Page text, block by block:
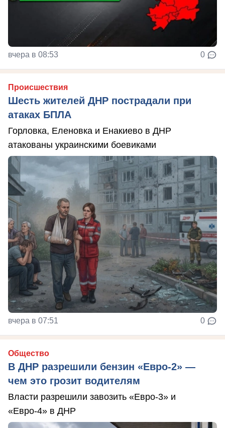
вчера в 08:53 0
Происшествия
Шесть жителей ДНР пострадали при
атаках БПЛА
Горловка, Еленовка и Енакиево в ДНР
атакованы украинскими боевиками
вчера в 07:51 0
Общество
В ДНР разрешили бензин «Евро-2» —
чем это грозит водителям
Власти разрешили завозить «Евро-3» и
«Евро-4» в ДНР